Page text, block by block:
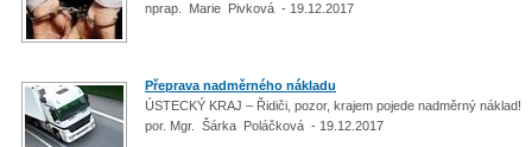
nprap. Marie Pivková - 19.12.2017
Přeprava nadměrného nákladu
ÚSTECKÝ KRAJ – Řidiči, pozor, krajem pojede nadměrný náklad!
por. Mgr. Šárka Poláčková - 19.12.2017